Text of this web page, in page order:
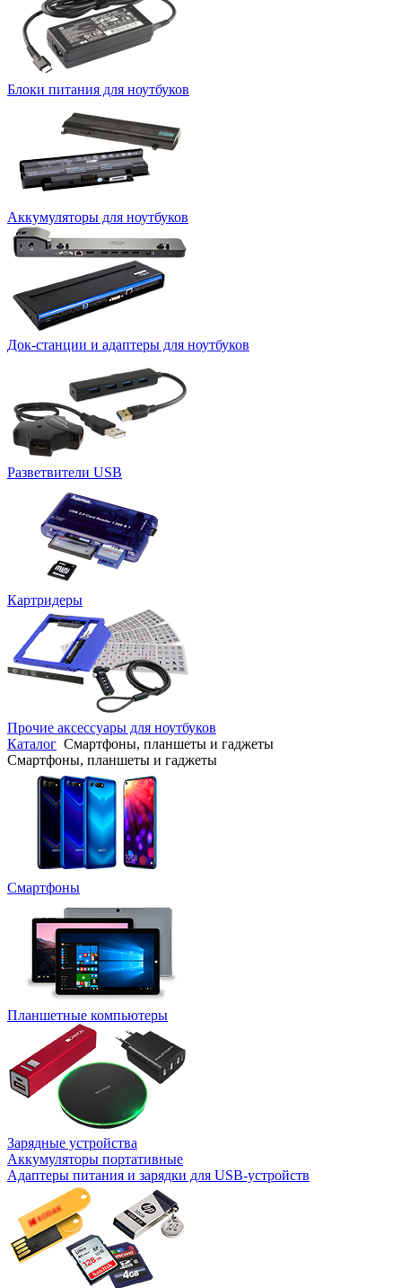
Блоки питания для ноутбуков
Аккумуляторы для ноутбуков
Док-станции и адаптеры для ноутбуков
Разветвители USB
Картридеры
Прочие аксессуары для ноутбуков
Каталог Смартфоны, планшеты и гаджеты
Смартфоны, планшеты и гаджеты
Смартфоны
Планшетные компьютеры
Зарядные устройства
Аккумуляторы портативные
Адаптеры питания и зарядки для USB-устройств